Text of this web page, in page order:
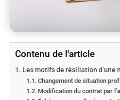
Contenu de l'article
Les motifs de résiliation d’une
Changement de situation
Modification du contrat par